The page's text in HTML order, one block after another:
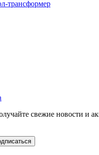
трансформер
свежие новости и